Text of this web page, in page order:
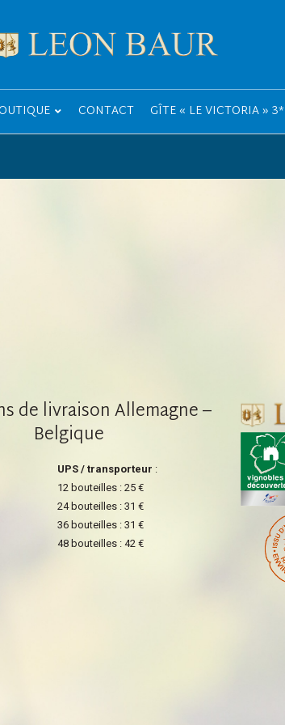
CONTACT GÎTE « LE VICTORIA » 3*
de livraison Allemagne –
Belgique
UPS / transporteur :
12 bouteilles : 25 €
24 bouteilles : 31 €
36 bouteilles : 31 €
48 bouteilles : 42 €